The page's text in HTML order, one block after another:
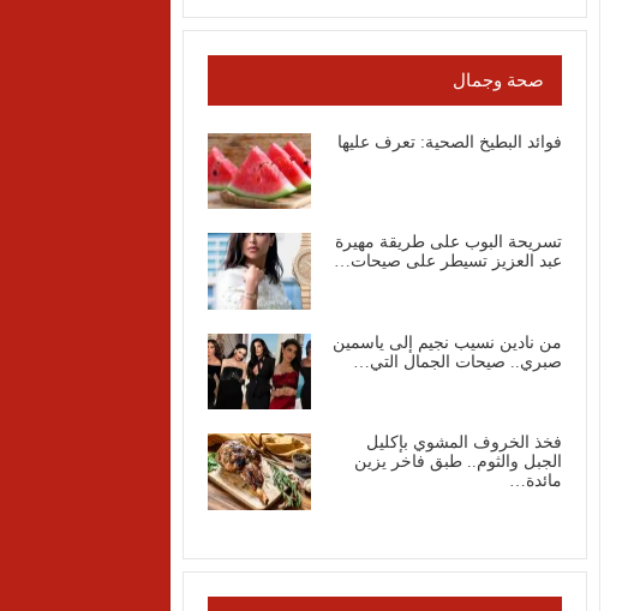
صحة وجمال
فوائد البطيخ الصحية: تعرف عليها
تسريحة البوب على طريقة مهيرة
عبد العزيز تسيطر على صيحات…
من نادين نسيب نجيم إلى ياسمين
صبري.. صيحات الجمال التي…
فخذ الخروف المشوي بإكليل
الجبل والثوم.. طبق فاخر يزين
مائدة…